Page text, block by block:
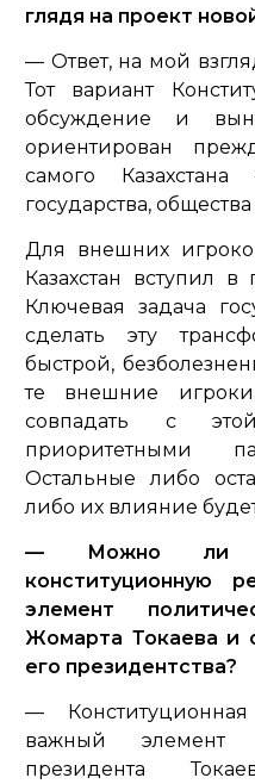
глядя на проект
— Ответ, на мой
Тот вариант
обсуждение и
ориентирован
самого
государства,
Для внешних
Казахстан вступил
Ключевая задача
сделать эту
быстрой,
те внешние
совпадать с
приоритетными
Остальные либо
либо их влияние
— Можно ли
конституционную
элемент
Жомарта Токаева и
его президентства?
—
важный элемент
президента